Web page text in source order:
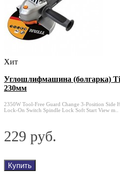
Хит
Углошлифмашина (болгарка)
230мм
2350W Tool-Free Guard Change 3-Position Side
Lock-On Switch Spindle Lock Soft Start View m..
229 руб.
Купить